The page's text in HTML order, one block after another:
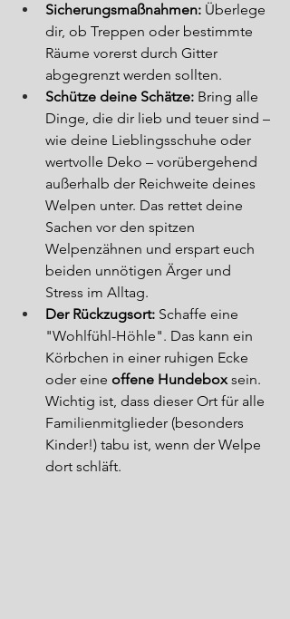
Sicherungsmaßnahmen: Überlege
dir, ob Treppen oder bestimmte
Räume vorerst durch Gitter
abgegrenzt werden sollten.
Schütze deine Schätze: Bring alle
Dinge, die dir lieb und teuer sind –
wie deine Lieblingsschuhe oder
wertvolle Deko – vorübergehend
außerhalb der Reichweite deines
Welpen unter. Das rettet deine
Sachen vor den spitzen
Welpenzähnen und erspart euch
beiden unnötigen Ärger und
Stress im Alltag.
Der Rückzugsort: Schaffe eine
"Wohlfühl-Höhle". Das kann ein
Körbchen in einer ruhigen Ecke
oder eine offene Hundebox sein.
Wichtig ist, dass dieser Ort für alle
Familienmitglieder (besonders
Kinder!) tabu ist, wenn der Welpe
dort schläft.